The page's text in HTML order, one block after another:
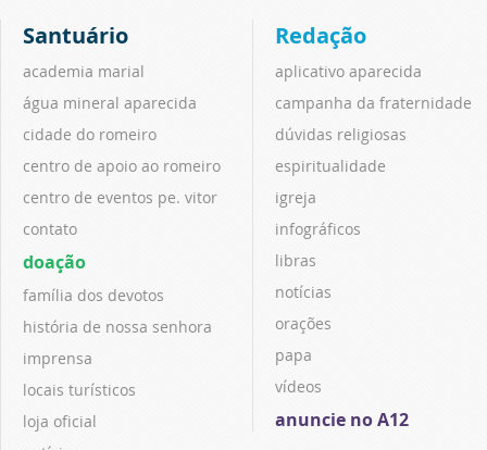
Santuário
academia marial
água mineral aparecida
cidade do romeiro
centro de apoio ao romeiro
centro de eventos pe. vitor
contato
doação
família dos devotos
história de nossa senhora
imprensa
locais turísticos
loja oficial
Redação
aplicativo aparecida
campanha da fraternidade
dúvidas religiosas
espiritualidade
igreja
infográficos
libras
notícias
orações
papa
vídeos
anuncie no A12